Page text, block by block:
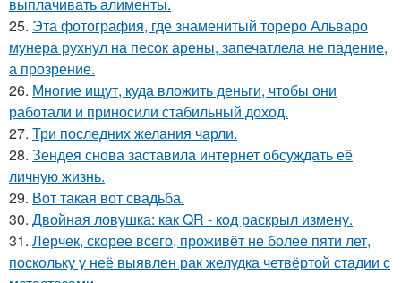
25. Эта фотография, где знаменитый тореро Альваро
мунера рухнул на песок арены, запечатлела не падение,
а прозрение.
26. Многие ищут, куда вложить деньги, чтобы они
работали и приносили стабильный доход.
27. Три последних желания чарли.
28. Зендея снова заставила интернет обсуждать её
личную жизнь.
29. Вот такая вот свадьба.
30. Двойная ловушка: как QR - код раскрыл измену.
31. Лерчек, скорее всего, проживёт не более пяти лет,
поскольку у неё выявлен рак желудка четвёртой стадии с